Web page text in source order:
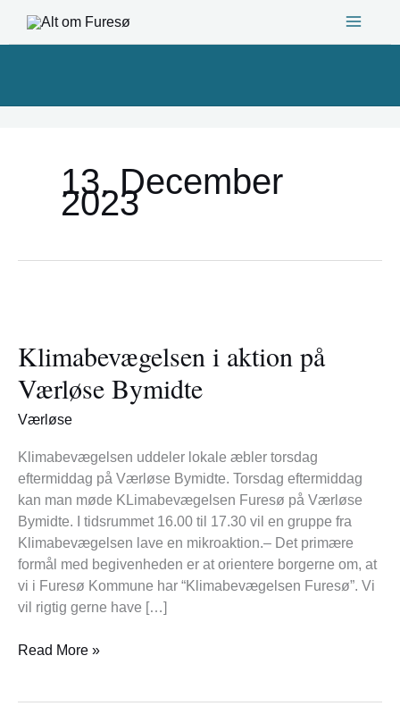
13. December
2023
Klimabevægelsen i aktion på
Værløse Bymidte
Værløse
Klimabevægelsen uddeler lokale æbler torsdag
eftermiddag på Værløse Bymidte. Torsdag eftermiddag
kan man møde KLimabevægelsen Furesø på Værløse
Bymidte. I tidsrummet 16.00 til 17.30 vil en gruppe fra
Klimabevægelsen lave en mikroaktion.– Det primære
formål med begivenheden er at orientere borgerne om, at
vi i Furesø Kommune har “Klimabevægelsen Furesø”. Vi
vil rigtig gerne have […]
aktion
på
Værløse
Bymidte
Read More »